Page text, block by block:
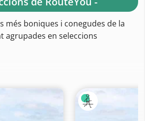
més boniques i conegudes de la
agrupades en seleccions